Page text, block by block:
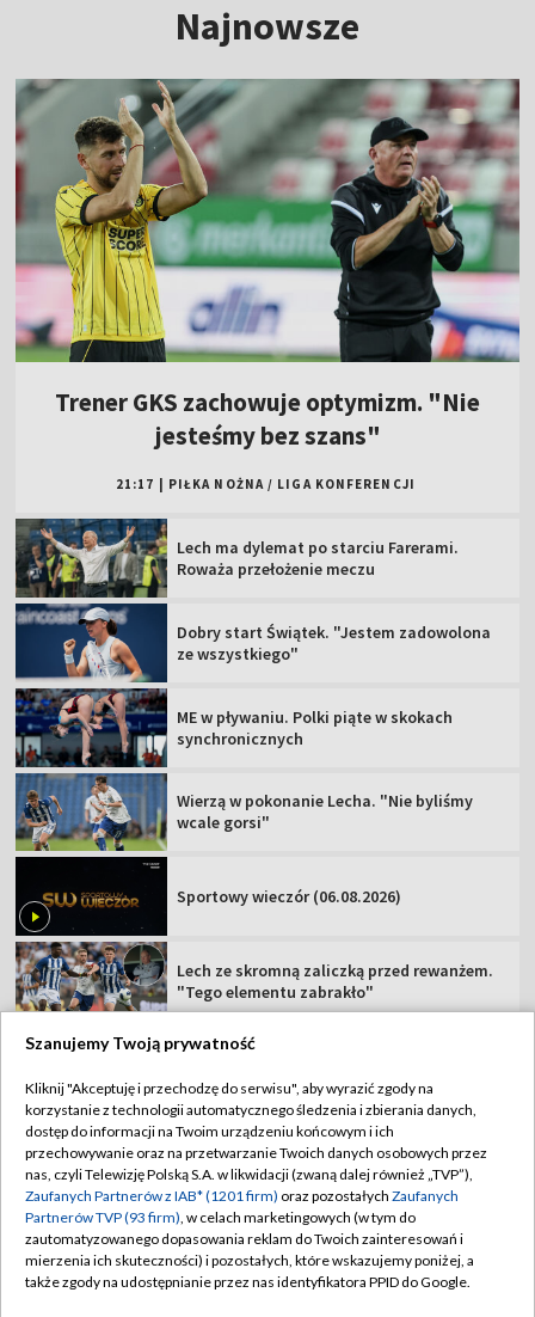
Najnowsze
Trener GKS zachowuje optymizm. "Nie
jesteśmy bez szans"
21:17 PIŁKA NOŻNA / LIGA KONFERENCJI
Lech ma dylemat po starciu Farerami.
Roważa przełożenie meczu
Dobry start Świątek. "Jestem zadowolona
ze wszystkiego"
ME w pływaniu. Polki piąte w skokach
synchronicznych
Wierzą w pokonanie Lecha. "Nie byliśmy
wcale gorsi"
Sportowy wieczór (06.08.2026)
Lech ze skromną zaliczką przed rewanżem.
"Tego elementu zabrakło"
TVP
Abonament TVP
Sklep TVP
Biuro Reklamy
Oferta Handlowa
Regulamin TVP
Polityka prywatności
Moje zgody
Biuro reklamy
Szanujemy Twoją prywatność
Kliknij "Akceptuję i przechodzę do serwisu", aby wyrazić zgody na
korzystanie z technologii automatycznego śledzenia i zbierania danych,
dostęp do informacji na Twoim urządzeniu końcowym i ich
przechowywanie oraz na przetwarzanie Twoich danych osobowych przez
nas, czyli Telewizję Polską S.A. w likwidacji (zwaną dalej również „TVP”),
Zaufanych Partnerów z IAB* (1201 firm) oraz pozostałych Zaufanych
Partnerów TVP (93 firm), w celach marketingowych (w tym do
zautomatyzowanego dopasowania reklam do Twoich zainteresowań i
mierzenia ich skuteczności) i pozostałych, które wskazujemy poniżej, a
także zgody na udostępnianie przez nas identyfikatora PPID do Google.